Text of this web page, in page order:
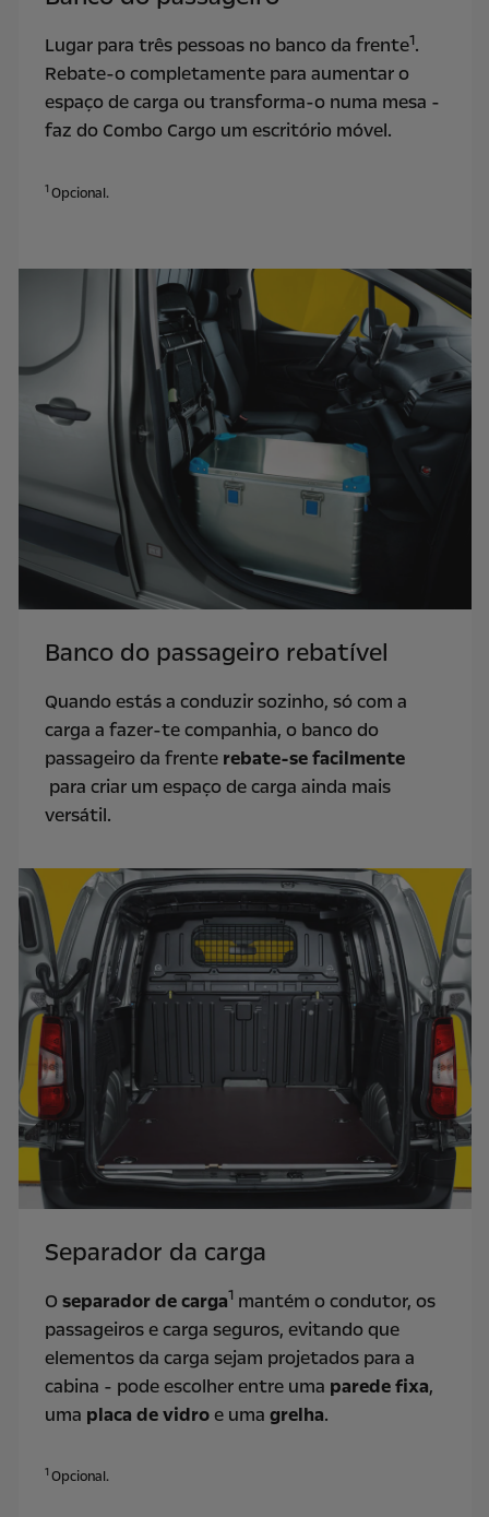
Lugar para três pessoas no banco da frente1.
Rebate-o completamente para aumentar o
espaço de carga ou transforma-o numa mesa -
faz do Combo Cargo um escritório móvel.
1 Opcional.
Banco do passageiro rebatível
Quando estás a conduzir sozinho, só com a
carga a fazer-te companhia, o banco do
passageiro da frente rebate-se facilmente
para criar um espaço de carga ainda mais
versátil.
Separador da carga
O separador de carga1mantém o condutor, os
passageiros e carga seguros, evitando que
elementos da carga sejam projetados para a
cabina - pode escolher entre uma parede fixa,
uma placa de vidroe uma grelha.
1 Opcional.